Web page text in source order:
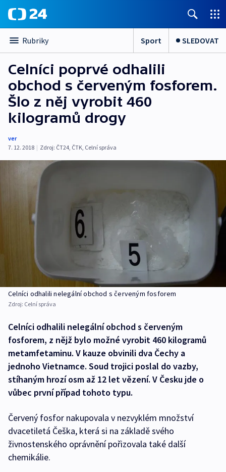
Rubriky Sport SLEDOVAT
Celníci poprvé odhalili
obchod s červeným fosforem.
Šlo z něj vyrobit 460
kilogramů drogy
ver
7. 12. 2018 | Zdroj: ČT24, ČTK, Celní správa
Celníci odhalili nelegální obchod s červeným fosforem
Zdroj: Celní správa
Celníci odhalili nelegální obchod s červeným
fosforem, z nějž bylo možné vyrobit 460 kilogramů
metamfetaminu. V kauze obvinili dva Čechy a
jednoho Vietnamce. Soud trojici poslal do vazby,
stíhaným hrozí osm až 12 let vězení. V Česku jde o
vůbec první případ tohoto typu.
Červený fosfor nakupovala v nezvyklém množství
dvacetiletá Češka, která si na základě svého
živnostenského oprávnění pořizovala také další
chemikálie.